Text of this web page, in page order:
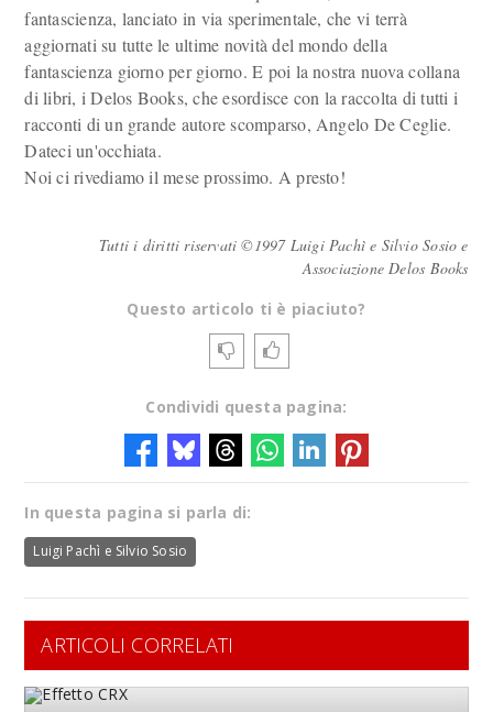
fantascienza, lanciato in via sperimentale, che vi terrà
aggiornati su tutte le ultime novità del mondo della
fantascienza giorno per giorno. E poi la nostra nuova collana
di libri, i Delos Books, che esordisce con la raccolta di tutti i
racconti di un grande autore scomparso, Angelo De Ceglie.
Dateci un'occhiata.
Noi ci rivediamo il mese prossimo. A presto!
Tutti i diritti riservati ©1997 Luigi Pachì e Silvio Sosio e
Associazione Delos Books
Questo articolo ti è piaciuto?
Condividi questa pagina:
In questa pagina si parla di:
Luigi Pachì e Silvio Sosio
ARTICOLI CORRELATI